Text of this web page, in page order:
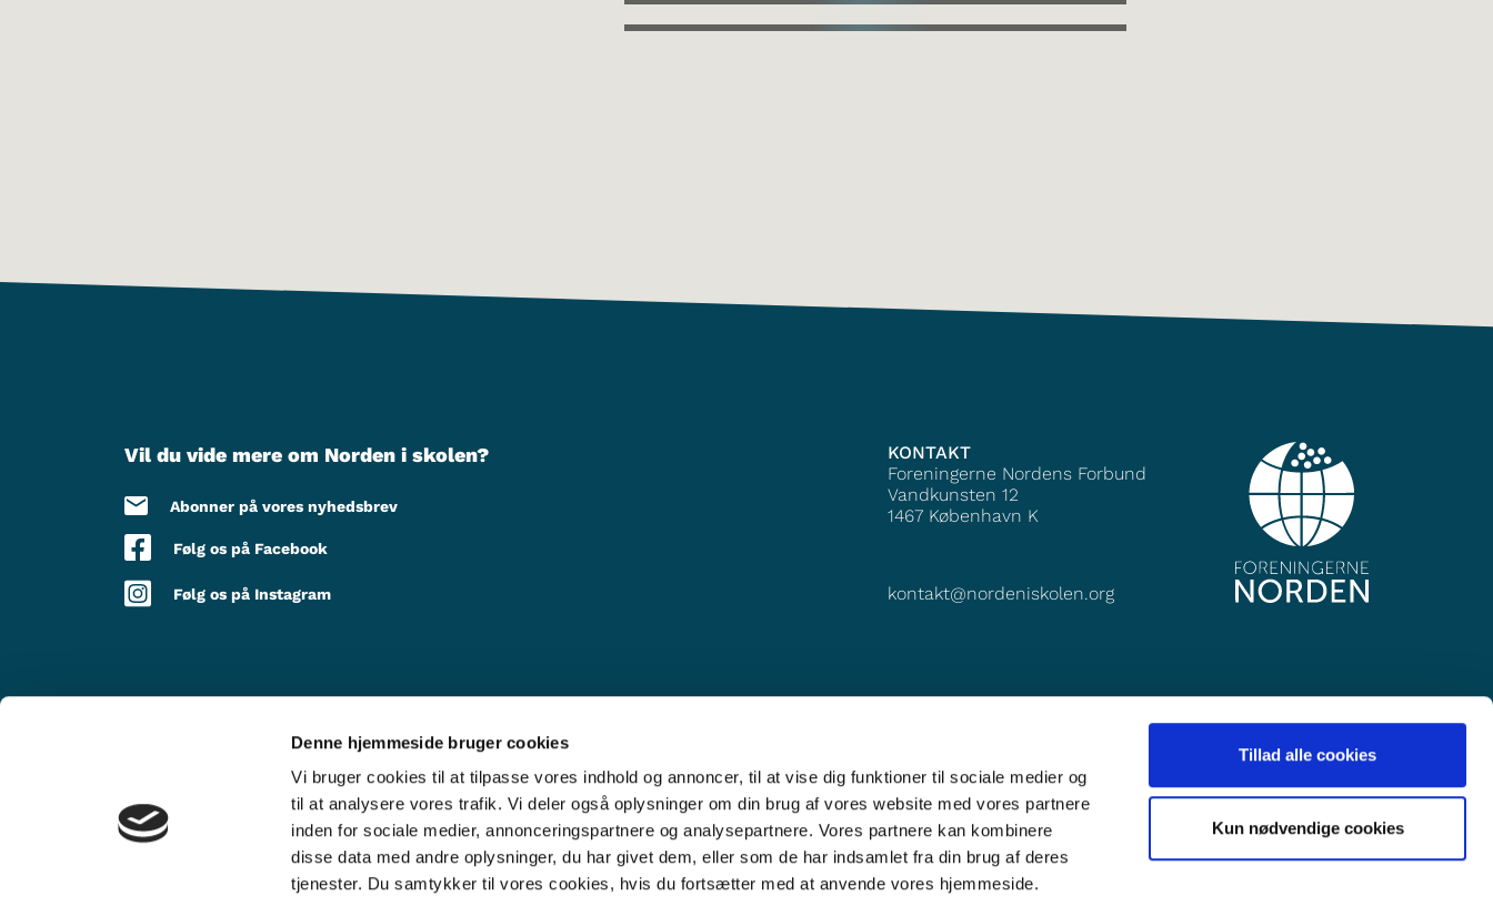
Denne hjemmeside bruger cookies
Vi bruger cookies til at tilpasse vores indhold og annoncer, til at vise dig funktioner til sociale medier og
til at analysere vores trafik. Vi deler også oplysninger om din brug af vores website med vores partnere
inden for sociale medier, annonceringspartnere og analysepartnere. Vores partnere kan kombinere
disse data med andre oplysninger, du har givet dem, eller som de har indsamlet fra din brug af deres
tjenester. Du samtykker til vores cookies, hvis du fortsætter med at anvende vores hjemmeside.
Tillad alle cookies
Kun nødvendige cookies
Vil du vide mere om Norden i skolen?
Abonner på vores nyhedsbrev
Følg os på Facebook
Følg os på Instagram
KONTAKT
Foreningerne Nordens Forbund
Vandkunsten 12
1467 København K
kontakt@nordeniskolen.org